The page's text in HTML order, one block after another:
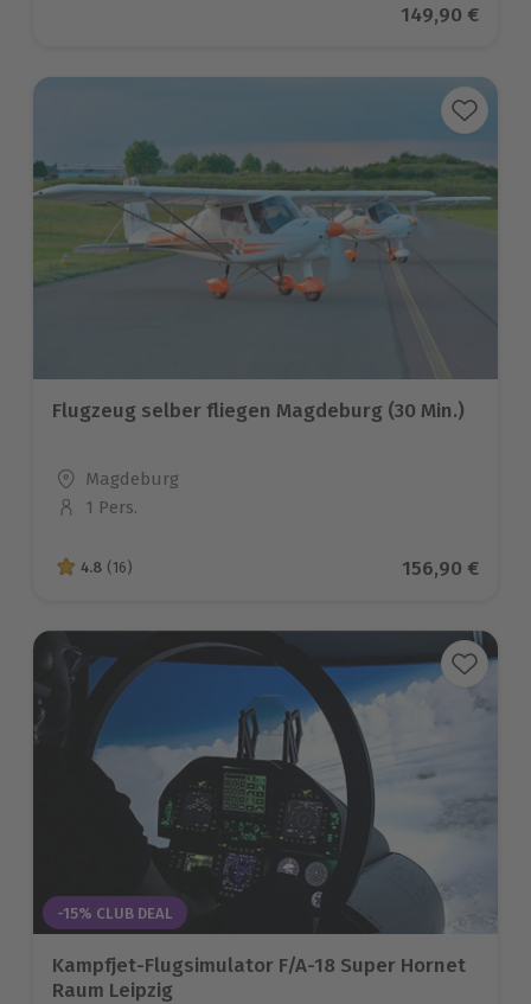
Aktueller
149,90 €
Flugzeug selber fliegen Magdeburg (30 Min.)
Standort
Magdeburg
Anzahl der Teilnehmer
1 Pers.
4.8 von 5 Sternen basierend auf 16 Bewertungen
4.8 (16) Aktueller
156,90 €
-15% CLUB DEAL
Kampfjet-Flugsimulator F/A-18 Super Hornet
Raum Leipzig